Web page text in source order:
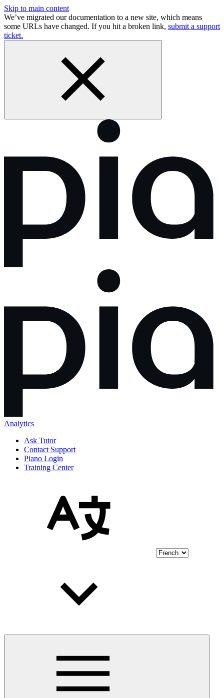
Skip to main content
We’ve migrated our documentation to a new site, which means
some URLs have changed. If you hit a broken link, submit a support
ticket.
Analytics
Ask Tutor
Contact Support
Piano Login
Training Center